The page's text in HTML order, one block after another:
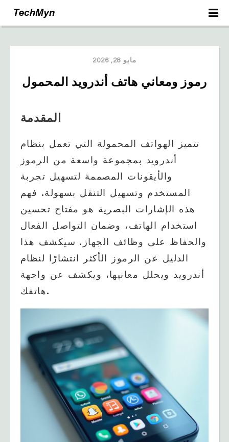
مايو 28, 2026
رموز ومعاني هاتف أندرويد المحمول
المقدمة
تتميز الهواتف المحمولة التي تعمل بنظام
أندرويد بمجموعة واسعة من الرموز
والأيقونات المصممة لتسهيل تجربة
المستخدم وتسهيل التنقل بسهولة. فهم
هذه الإشارات البصرية هو مفتاح تحسين
استخدام الهاتف، وضمان التواصل الفعال
والحفاظ على وظائف الجهاز. سيكشف هذا
الدليل عن الرموز الأكثر انتشارًا لنظام
أندرويد ويحلل معانيها، ويكشف عن واجهة
هاتفك.